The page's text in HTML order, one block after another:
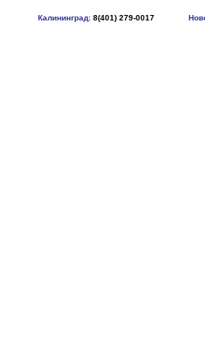
Калининград: 8(401) 279-0017